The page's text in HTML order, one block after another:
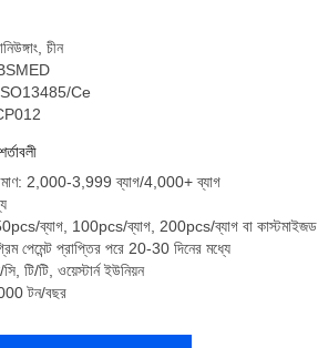
চীন
BSMED
ISO13485/Ce
2,000-3,999 ব্যাগ/4,000+ ব্যাগ
50pcs/ব্যাগ, 100pcs/ব্যাগ, 200pcs/ব্যাগ বা কাস্টমাইজড
পেমেন্ট প্রাপ্তির পরে 20-30 দিনের মধ্যে
টি/টি, ওয়েস্টার্ন ইউনিয়ন
টন/বছর